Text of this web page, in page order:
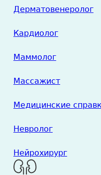
Дерматовенеролог
Кардиолог
Маммолог
Массажист
Медицинские
Невролог
Нейрохирург